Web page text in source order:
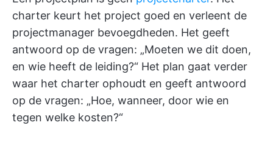
charter keurt het project goed en verleent de
projectmanager bevoegdheden. Het geeft
antwoord op de vragen: „Moeten we dit doen,
en wie heeft de leiding?“ Het plan gaat verder
waar het charter ophoudt en geeft antwoord
op de vragen: „Hoe, wanneer, door wie en
tegen welke kosten?“